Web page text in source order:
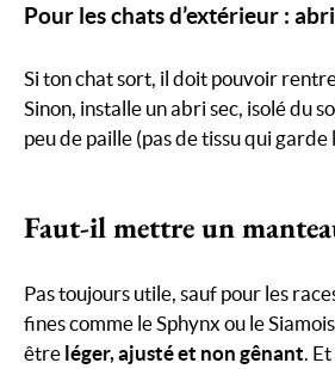
Pour les chats d’extérieur :
Si ton chat sort, il doit pouvoir
Sinon, installe un abri sec, isolé du
peu de paille (pas de tissu qui garde
Faut-il mettre un
Pas toujours utile, sauf pour les
fines comme le Sphynx ou le
être léger, ajusté et non gênant .